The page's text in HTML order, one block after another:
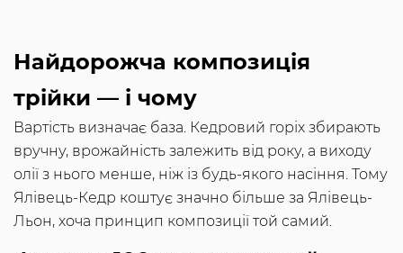
Найдорожча композиція
трійки — і чому
Вартість визначає база. Кедровий горіх збирають
вручну, врожайність залежить від року, а виходу
олії з нього менше, ніж із будь-якого насіння. Тому
Ялівець-Кедр коштує значно більше за Ялівець-
Льон, хоча принцип композиції той самий.